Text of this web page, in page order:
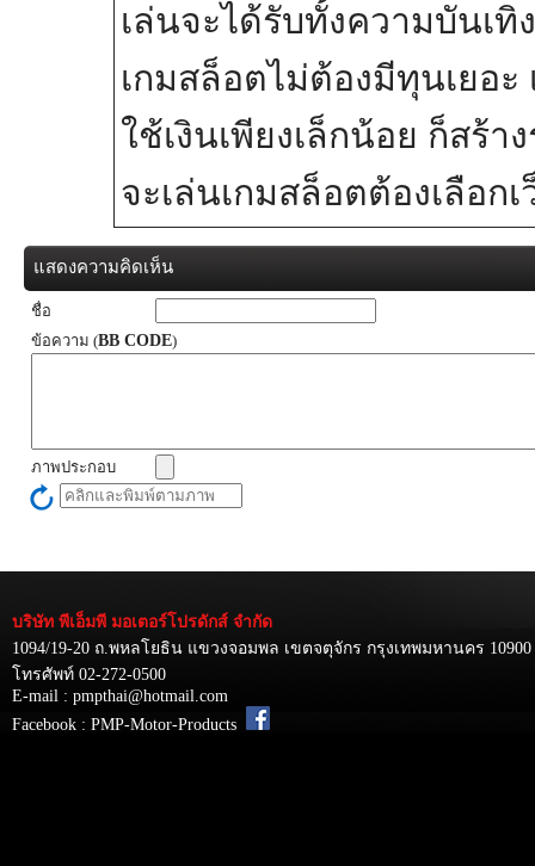
เล่นจะได้รับทั้งความบันเ
เกมสล็อตไม่ต้องมีทุนเยอ
ใช้เงินเพียงเล็กน้อย ก็สร้
จะเล่นเกมสล็อตต้องเลือกเ
แสดงความคิดเห็น
ชื่อ
ข้อความ (BB CODE)
ภาพประกอบ
บริษัท พีเอ็มพี มอเตอร์โปรดักส์ จำกัด
1094/19-20 ถ.พหลโยธิน แขวงจอมพล เขตจตุจักร กรุงเทพมหานคร 10900
โทรศัพท์ 02-272-0500
E-mail : pmpthai@hotmail.com
Facebook : PMP-Motor-Products